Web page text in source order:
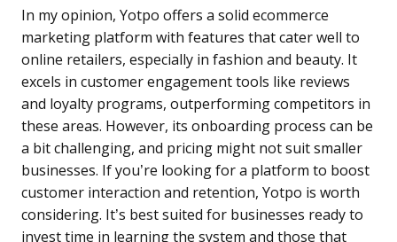
In my opinion, Yotpo offers a solid ecommerce
marketing platform with features that cater well to
online retailers, especially in fashion and beauty. It
excels in customer engagement tools like reviews
and loyalty programs, outperforming competitors in
these areas. However, its onboarding process can be
a bit challenging, and pricing might not suit smaller
businesses. If you’re looking for a platform to boost
customer interaction and retention, Yotpo is worth
considering. It’s best suited for businesses ready to
invest time in learning the system and those that